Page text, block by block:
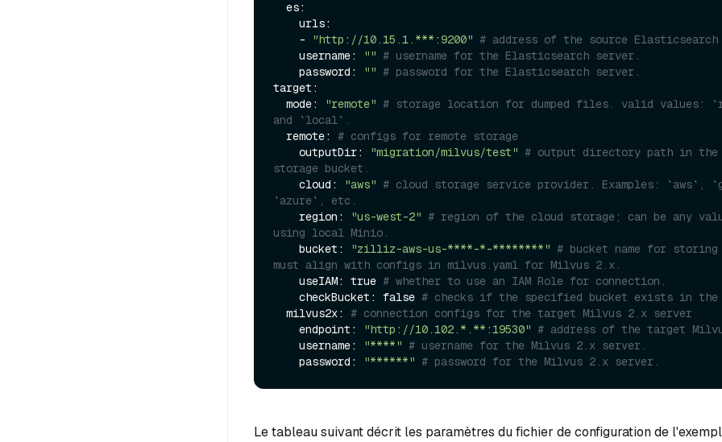
    -
"http://10.15.1.***:9200" # address of the source
    username:
"" # username for the Elasticsearch server.
    password:
"" # password for the Elasticsearch server.
target:
  mode:
"remote" # storage location for dumped files. valid values:
and `local`.
  remote:
# configs for remote storage
    outputDir:
"migration/milvus/test" # output directory path in the
storage bucket.
    cloud:
"aws" # cloud storage service provider. Examples: `aws`,
`azure`, etc.
    region:
"us-west-2" # region of the cloud storage; can be any
using local Minio.
    bucket:
"zilliz-aws-us-****-*-********" # bucket name for storing
must align with configs in milvus.yaml for Milvus 2.x.
    useIAM: true
# whether to use an IAM Role for connection.
    checkBucket: false
# checks if the specified bucket exists in the
  milvus2x:
# connection configs for the target Milvus 2.x server
    endpoint:
"http://10.102.*.**:19530" # address of the target
    username:
"****" # username for the Milvus 2.x server.
    password:
"******" # password for the Milvus 2.x server.
Le tableau suivant décrit les paramètres du fichier de configuration de